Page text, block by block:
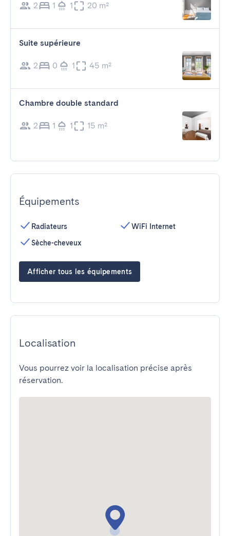
2 1 1 20 m²
Suite supérieure
2 0 1 45 m²
Chambre double standard
2 1 1 15 m²
Équipements
Radiateurs
Sèche-cheveux
WiFi Internet
Afficher tous les équipements
Localisation
Vous pourrez voir la localisation précise après
réservation.